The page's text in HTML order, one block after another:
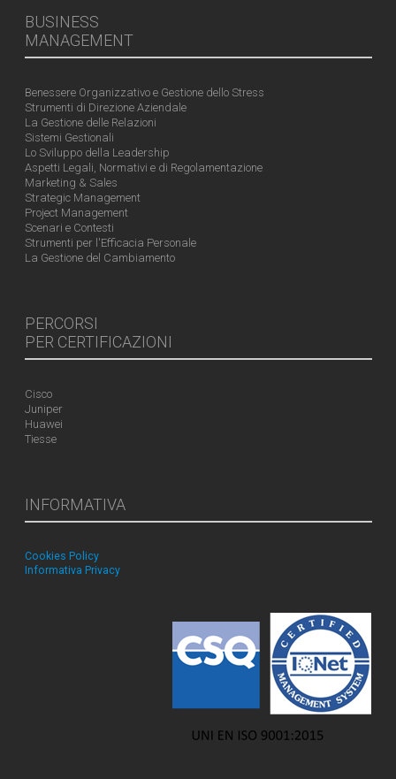
BUSINESS
MANAGEMENT
Benessere Organizzativo e Gestione dello Stress
Strumenti di Direzione Aziendale
La Gestione delle Relazioni
Sistemi Gestionali
Lo Sviluppo della Leadership
Aspetti Legali, Normativi e di Regolamentazione
Marketing & Sales
Strategic Management
Project Management
Scenari e Contesti
Strumenti per l'Efficacia Personale
La Gestione del Cambiamento
PERCORSI
PER CERTIFICAZIONI
Cisco
Juniper
Huawei
Tiesse
INFORMATIVA
Cookies Policy
Informativa Privacy